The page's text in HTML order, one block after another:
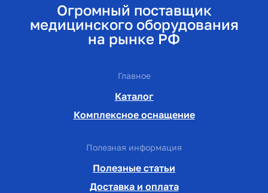
Огромный поставщик
медицинского оборудования
на рынке РФ
Главное
Каталог
Комплексное оснащение
Полезная информация
Полезные статьи
Доставка и оплата